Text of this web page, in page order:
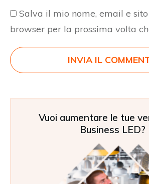
Vuoi aumentare le tue
Business LED?
Salva il mio nome, email e
browser per la prossima volta
INVIA IL